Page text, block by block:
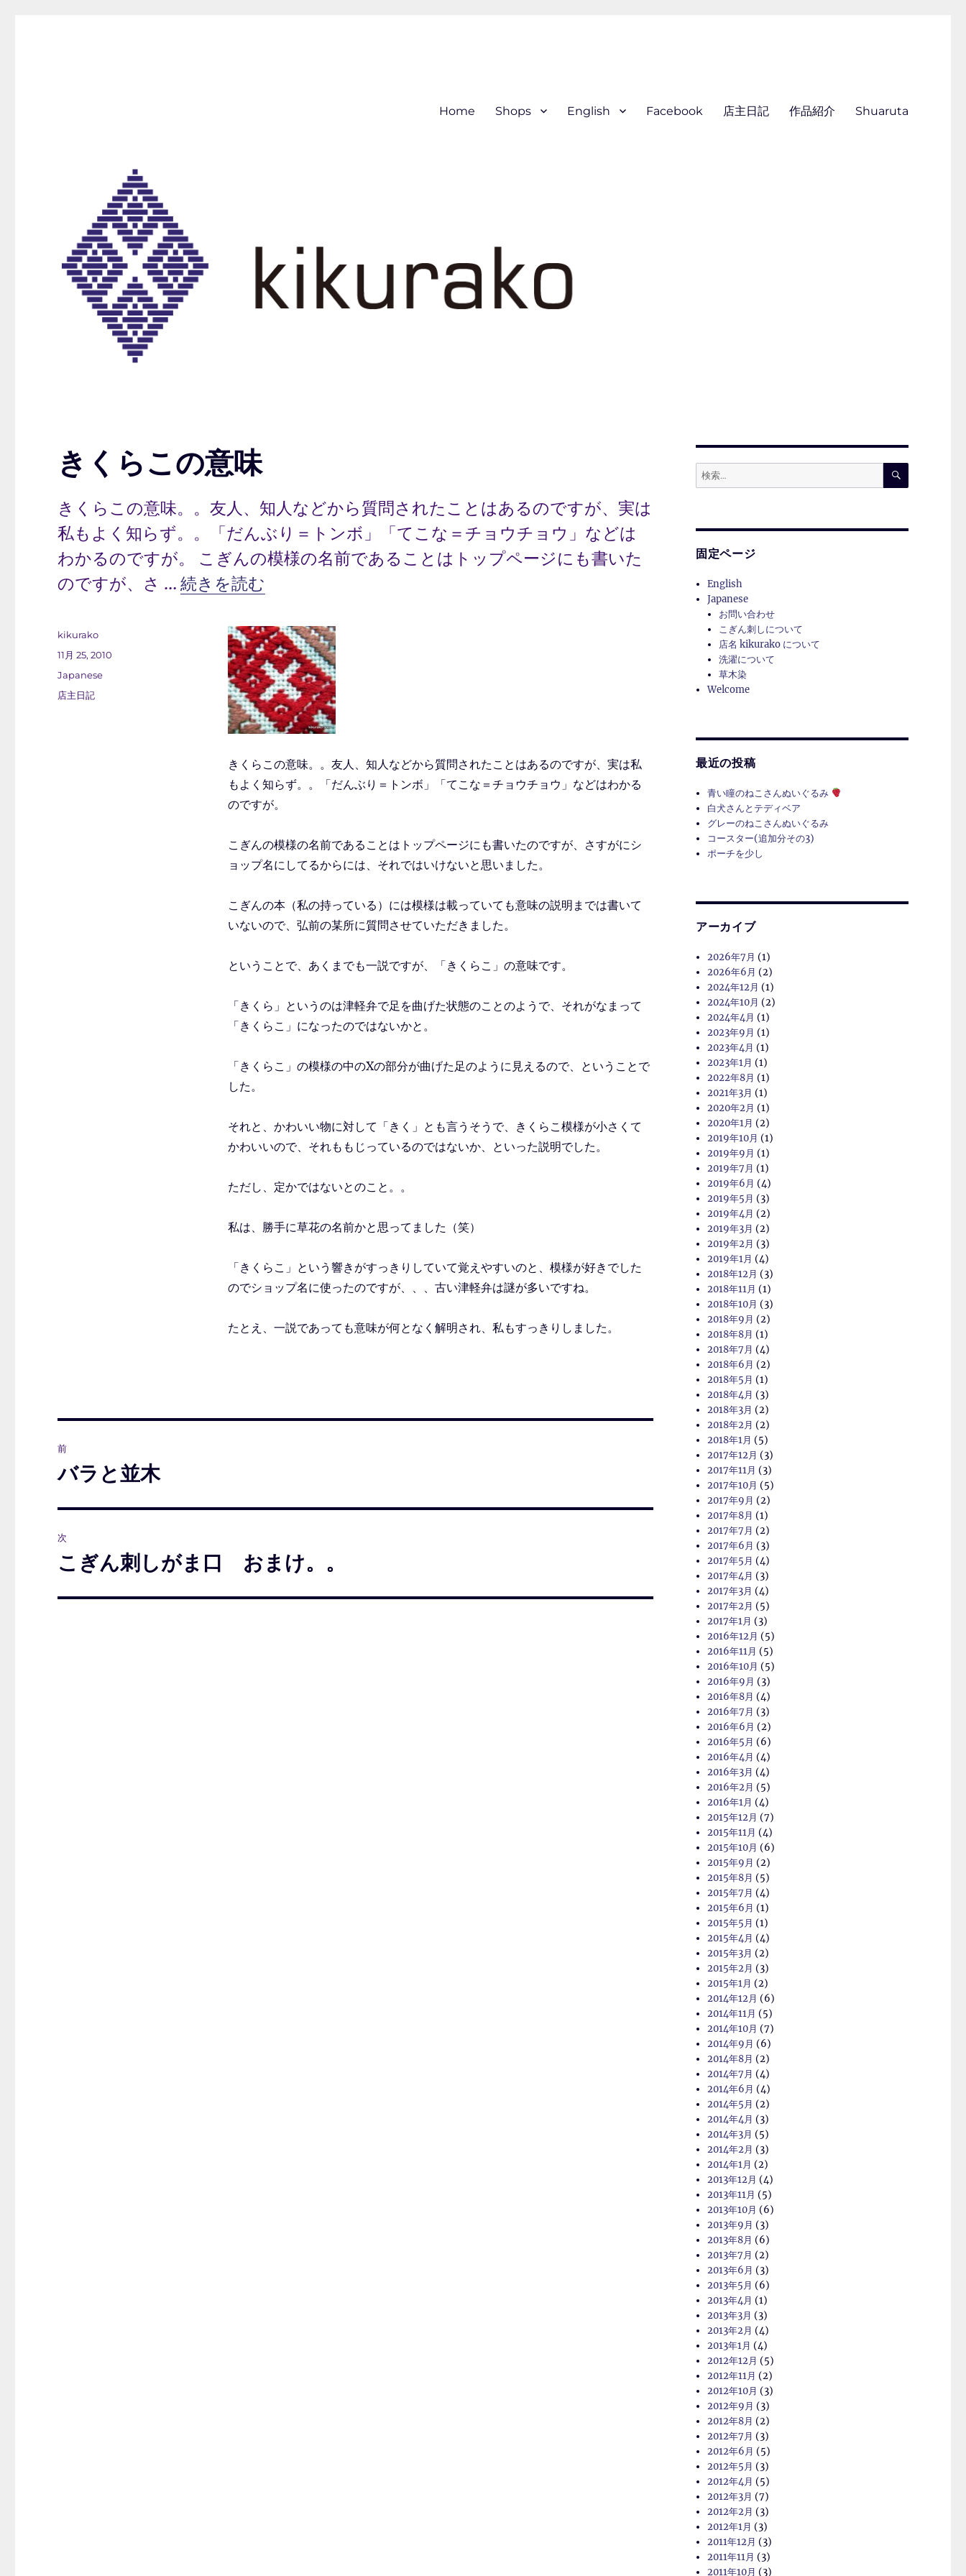
Home Shops English Facebook 店主日記 作品紹介 Shuaruta
きくらこの意味
きくらこの意味。。友人、知人などから質問されたことはあるのですが、実は
私もよく知らず。。「だんぶり＝トンボ」「てこな＝チョウチョウ」などは
わかるのですが。 こぎんの模様の名前であることはトップページにも書いた
のですが、さ …“きくらこの意味” の
続きを読む
きくらこの意味。。友人、知人などから質問されたことはあるのですが、実は私
もよく知らず。。「だんぶり＝トンボ」「てこな＝チョウチョウ」などはわかる
のですが。
こぎんの模様の名前であることはトップページにも書いたのですが、さすがにシ
ョップ名にしてるからには、それではいけないと思いました。
こぎんの本（私の持っている）には模様は載っていても意味の説明までは書いて
いないので、弘前の某所に質問させていただきました。
ということで、あくまでも一説ですが、「きくらこ」の意味です。
「きくら」というのは津軽弁で足を曲げた状態のことのようで、それがなまって
「きくらこ」になったのではないかと。
「きくらこ」の模様の中のXの部分が曲げた足のように見えるので、ということで
した。
それと、かわいい物に対して「きく」とも言うそうで、きくらこ模様が小さくて
かわいいので、それももじっているのではないか、といった説明でした。
ただし、定かではないとのこと。。
私は、勝手に草花の名前かと思ってました（笑）
「きくらこ」という響きがすっきりしていて覚えやすいのと、模様が好きでした
のでショップ名に使ったのですが、、、古い津軽弁は謎が多いですね。
たとえ、一説であっても意味が何となく解明され、私もすっきりしました。
投
kikurako
投
11月 25, 2010
カ
テ
Japanese
タ
店主日記
稿
ゲ
前
前
投
稿:
バラと並木
次
次
投
こぎん刺しがま口 おまけ。。
検
索:
検
固定ページ
English
Japanese
お問い合わせ
こぎん刺しについて
店名 kikurako について
洗濯について
草木染
Welcome
最近の投稿
青い瞳のねこさんぬいぐるみ
白犬さんとテディベア
グレーのねこさんぬいぐるみ
コースター(追加分その3)
ポーチを少し
アーカイブ
2026年7月 (1)
2026年6月 (2)
2024年12月 (1)
2024年10月 (2)
2024年4月 (1)
2023年9月 (1)
2023年4月 (1)
2023年1月 (1)
2022年8月 (1)
2021年3月 (1)
2020年2月 (1)
2020年1月 (2)
2019年10月 (1)
2019年9月 (1)
2019年7月 (1)
2019年6月 (4)
2019年5月 (3)
2019年4月 (2)
2019年3月 (2)
2019年2月 (3)
2019年1月 (4)
2018年12月 (3)
2018年11月 (1)
2018年10月 (3)
2018年9月 (2)
2018年8月 (1)
2018年7月 (4)
2018年6月 (2)
2018年5月 (1)
2018年4月 (3)
2018年3月 (2)
2018年2月 (2)
2018年1月 (5)
2017年12月 (3)
2017年11月 (3)
2017年10月 (5)
2017年9月 (2)
2017年8月 (1)
2017年7月 (2)
2017年6月 (3)
2017年5月 (4)
2017年4月 (3)
2017年3月 (4)
2017年2月 (5)
2017年1月 (3)
2016年12月 (5)
2016年11月 (5)
2016年10月 (5)
2016年9月 (3)
2016年8月 (4)
2016年7月 (3)
2016年6月 (2)
2016年5月 (6)
2016年4月 (4)
2016年3月 (4)
2016年2月 (5)
2016年1月 (4)
2015年12月 (7)
2015年11月 (4)
2015年10月 (6)
2015年9月 (2)
2015年8月 (5)
2015年7月 (4)
2015年6月 (1)
2015年5月 (1)
2015年4月 (4)
2015年3月 (2)
2015年2月 (3)
2015年1月 (2)
2014年12月 (6)
2014年11月 (5)
2014年10月 (7)
2014年9月 (6)
2014年8月 (2)
2014年7月 (4)
2014年6月 (4)
2014年5月 (2)
2014年4月 (3)
2014年3月 (5)
2014年2月 (3)
2014年1月 (2)
2013年12月 (4)
2013年11月 (5)
2013年10月 (6)
2013年9月 (3)
2013年8月 (6)
2013年7月 (2)
2013年6月 (3)
2013年5月 (6)
2013年4月 (1)
2013年3月 (3)
2013年2月 (4)
2013年1月 (4)
2012年12月 (5)
2012年11月 (2)
2012年10月 (3)
2012年9月 (3)
2012年8月 (2)
2012年7月 (3)
2012年6月 (5)
2012年5月 (3)
2012年4月 (5)
2012年3月 (7)
2012年2月 (3)
2012年1月 (3)
2011年12月 (3)
2011年11月 (3)
2011年10月 (3)